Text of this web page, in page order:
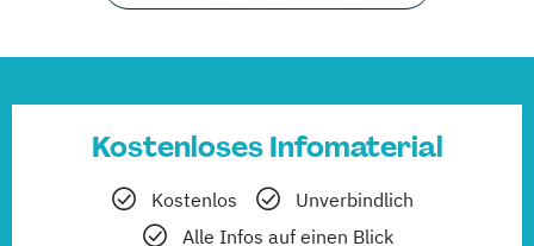
Kostenloses Infomaterial
Kostenlos
Unverbindlich
Alle Infos auf einen Blick